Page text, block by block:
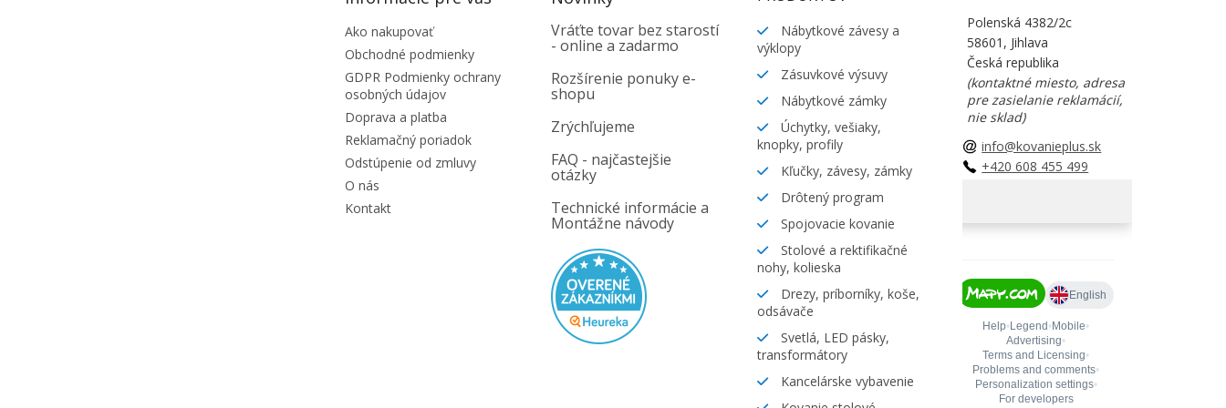
Ako nakupovať
Obchodné podmienky
GDPR Podmienky ochrany
osobných údajov
Doprava a platba
Reklamačný poriadok
Odstúpenie od zmluvy
O nás
Kontakt
Vráťte tovar bez starostí
- online a zadarmo
Rozšírenie ponuky e-
shopu
Zrýchľujeme
FAQ - najčastejšie
otázky
Technické informácie a
Montážne návody
Nábytkové závesy a
výklopy
Zásuvkové výsuvy
Nábytkové zámky
Úchytky, vešiaky,
knopky, profily
Kľučky, závesy, zámky
Drôtený program
Spojovacie kovanie
Stolové a rektifikačné
nohy, kolieska
Drezy, príborníky, koše,
odsávače
Svetlá, LED pásky,
transformátory
Kancelárske vybavenie
Polenská 4382/2c
58601, Jihlava
Česká republika
(kontaktné miesto, adresa
pre zasielanie reklamácií,
nie sklad)
info@kovanieplus.sk
+420 608 455 499